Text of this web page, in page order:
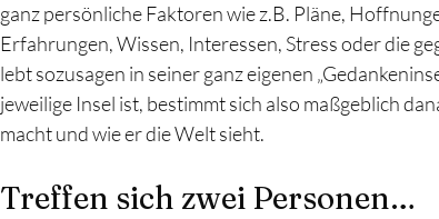
ganz persönliche Faktoren wie z.B. Pläne,
Erfahrungen, Wissen, Interessen, Stress oder die
lebt sozusagen in seiner ganz eigenen
jeweilige Insel ist, bestimmt sich also maßgeblich
macht und wie er die Welt sieht.
Treffen sich zwei Personen…